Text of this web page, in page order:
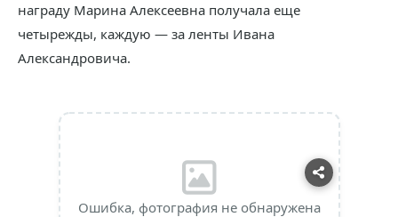
награду Марина Алексеевна получала еще
четырежды, каждую — за ленты Ивана
Александровича.
Ошибка, фотография не обнаружена